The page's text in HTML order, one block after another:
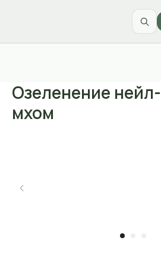
Озеленение
мхом